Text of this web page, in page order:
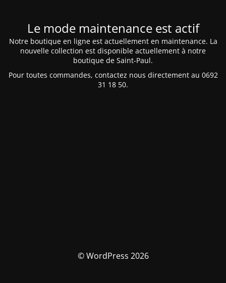
Le mode maintenance est actif
Notre boutique en ligne est actuellement en maintenance. La
nouvelle collection est disponible actuellement à notre
boutique de Saint-Paul.
Pour toutes commandes, contactez nous directement au 0692
31 18 50.
© WordPress 2026